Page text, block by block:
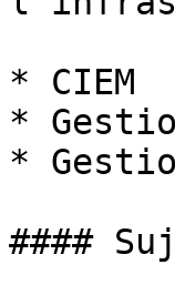
* CIEM
*
*
####